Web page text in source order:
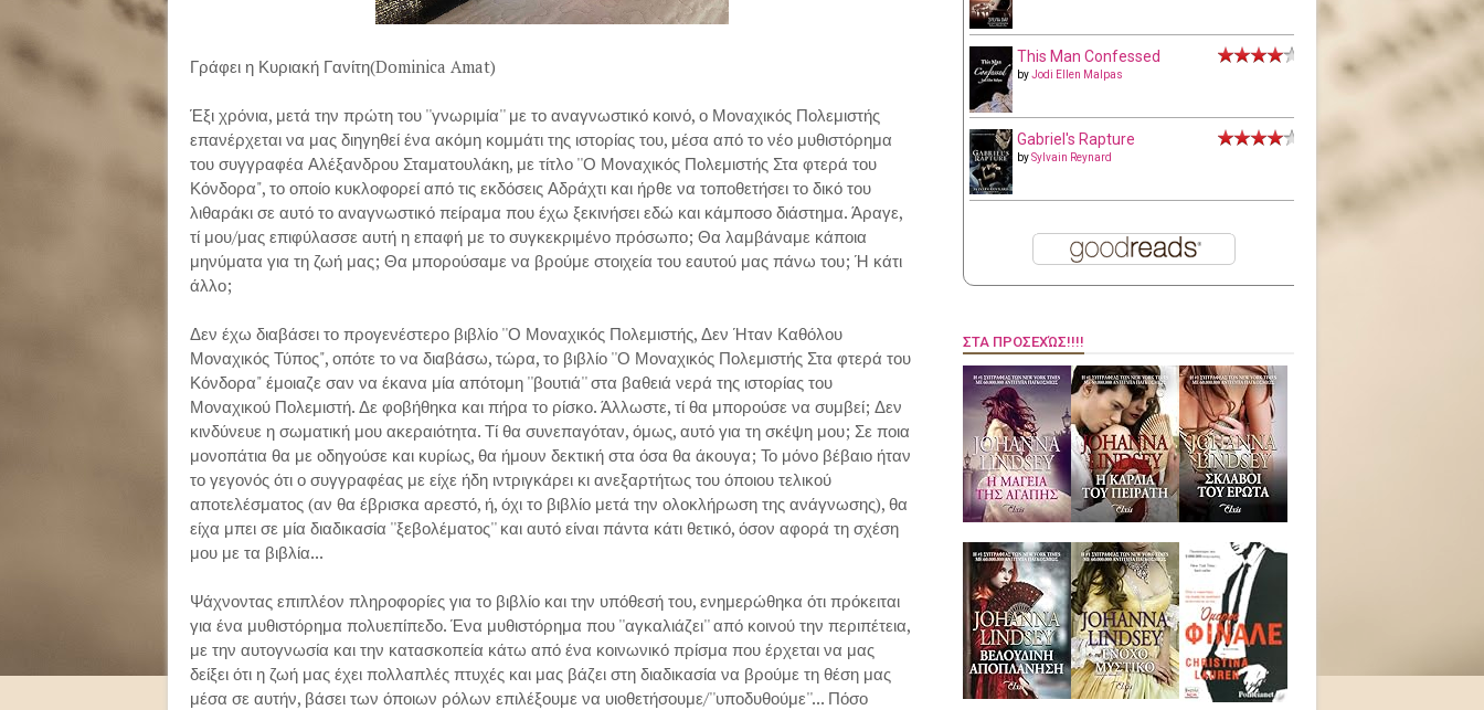
Γράφει η Κυριακή Γανίτη(Dominica Amat)
Έξι χρόνια, μετά την πρώτη του ''γνωριμία'' με το αναγνωστικό κοινό, ο Μοναχικός Πολεμιστής
επανέρχεται να μας διηγηθεί ένα ακόμη κομμάτι της ιστορίας του, μέσα από το νέο μυθιστόρημα
του συγγραφέα Αλέξανδρου Σταματουλάκη, με τίτλο ''Ο Μοναχικός Πολεμιστής Στα φτερά του
Κόνδορα", το οποίο κυκλοφορεί από τις εκδόσεις Αδράχτι και ήρθε να τοποθετήσει το δικό του
λιθαράκι σε αυτό το αναγνωστικό πείραμα που έχω ξεκινήσει εδώ και κάμποσο διάστημα. Άραγε,
τί μου/μας επιφύλασσε αυτή η επαφή με το συγκεκριμένο πρόσωπο; Θα λαμβάναμε κάποια
μηνύματα για τη ζωή μας; Θα μπορούσαμε να βρούμε στοιχεία του εαυτού μας πάνω του; Ή κάτι
άλλο;
Δεν έχω διαβάσει το προγενέστερο βιβλίο ''Ο Μοναχικός Πολεμιστής, Δεν Ήταν Καθόλου
Μοναχικός Τύπος", οπότε το να διαβάσω, τώρα, το βιβλίο ''Ο Μοναχικός Πολεμιστής Στα φτερά του
Κόνδορα" έμοιαζε σαν να έκανα μία απότομη ''βουτιά'' στα βαθειά νερά της ιστορίας του
Μοναχικού Πολεμιστή. Δε φοβήθηκα και πήρα το ρίσκο. Άλλωστε, τί θα μπορούσε να συμβεί; Δεν
κινδύνευε η σωματική μου ακεραιότητα. Τί θα συνεπαγόταν, όμως, αυτό για τη σκέψη μου; Σε ποια
μονοπάτια θα με οδηγούσε και κυρίως, θα ήμουν δεκτική στα όσα θα άκουγα; Το μόνο βέβαιο ήταν
το γεγονός ότι ο συγγραφέας με είχε ήδη ιντριγκάρει κι ανεξαρτήτως του όποιου τελικού
αποτελέσματος (αν θα έβρισκα αρεστό, ή, όχι το βιβλίο μετά την ολοκλήρωση της ανάγνωσης), θα
είχα μπει σε μία διαδικασία ''ξεβολέματος'' και αυτό είναι πάντα κάτι θετικό, όσον αφορά τη σχέση
μου με τα βιβλία...
Ψάχνοντας επιπλέον πληροφορίες για το βιβλίο και την υπόθεσή του, ενημερώθηκα ότι πρόκειται
για ένα μυθιστόρημα πολυεπίπεδο. Ένα μυθιστόρημα που ''αγκαλιάζει'' από κοινού την περιπέτεια,
με την αυτογνωσία και την κατασκοπεία κάτω από ένα κοινωνικό πρίσμα που έρχεται να μας
δείξει ότι η ζωή μας έχει πολλαπλές πτυχές και μας βάζει στη διαδικασία να βρούμε τη θέση μας
μέσα σε αυτήν, βάσει των όποιων ρόλων επιλέξουμε να υιοθετήσουμε/''υποδυθούμε''... Πόσο
This Man Confessed
byJodi Ellen Malpas
Gabriel's Rapture
bySylvain Reynard
ΣΤΑ ΠΡΟΣΕΧΏΣ!!!!